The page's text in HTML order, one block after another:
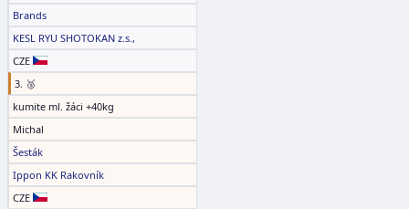
Brands
KESL RYU SHOTOKAN z.s.,
CZE
3. 🥉
kumite ml. žáci +40kg
Michal
Šesták
Ippon KK Rakovník
CZE